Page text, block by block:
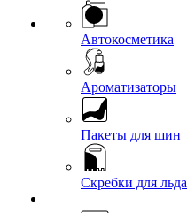
Автокосметика
Ароматизаторы
Пакеты для шин
Скребки для льда